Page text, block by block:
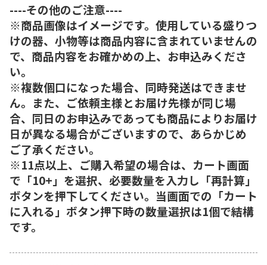
----その他のご注意----
※商品画像はイメージです。使用している盛りつ
けの器、小物等は商品内容に含まれていませんの
で、商品内容をお確かめの上、お申込みくださ
い。
※複数個口になった場合、同時発送はできませ
ん。また、ご依頼主様とお届け先様が同じ場
合、同日のお申込みであっても商品によりお届け
日が異なる場合がございますので、あらかじめ
ご了承ください。
※11点以上、ご購入希望の場合は、カート画面
で「10+」を選択、必要数量を入力し「再計算」
ボタンを押下してください。当画面での「カート
に入れる」ボタン押下時の数量選択は1個で結構
です。